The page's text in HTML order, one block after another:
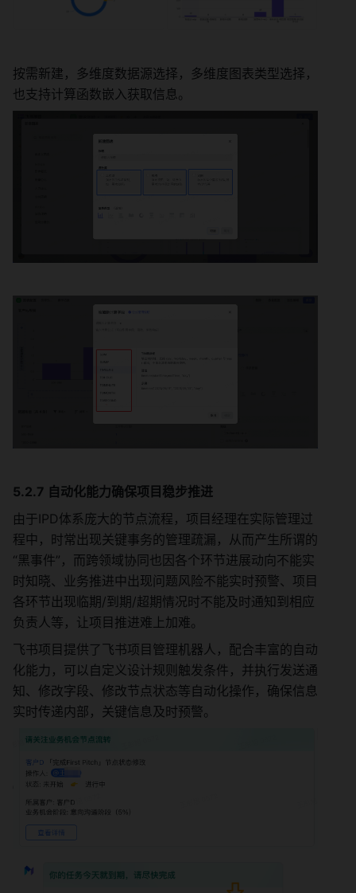
按需新建，多维度数据源选择，多维度图表类型选择，
也支持计算函数嵌入获取信息。
5.2.7 自动化能力确保项目稳步推进
由于IPD体系庞大的节点流程，项目经理在实际管理过
程中，时常出现关键事务的管理疏漏，从而产生所谓的
“黑事件”，而跨领域协同也因各个环节进展动向不能实
时知晓、业务推进中出现问题风险不能实时预警、项目
各环节出现临期/到期/超期情况时不能及时通知到相应
负责人等，让项目推进难上加难。
飞书项目提供了飞书项目管理机器人，配合丰富的自动
化能力，可以自定义设计规则触发条件，并执行发送通
知、修改字段、修改节点状态等自动化操作，确保信息
实时传递内部，关键信息及时预警。